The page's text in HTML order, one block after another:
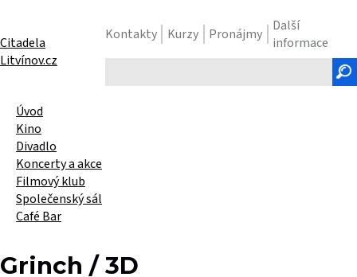
Kontakty Kurzy Pronájmy
Další
informace
text
Citadela
Litvínov.cz
Úvod
Kino
Divadlo
Koncerty a akce
Filmový klub
Společenský sál
Café Bar
Grinch / 3D